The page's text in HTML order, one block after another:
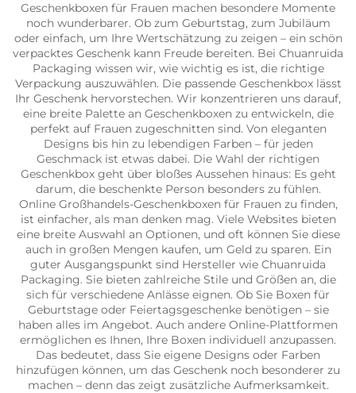
Geschenkboxen für Frauen machen besondere Momente
noch wunderbarer. Ob zum Geburtstag, zum Jubiläum
oder einfach, um Ihre Wertschätzung zu zeigen – ein schön
verpacktes Geschenk kann Freude bereiten. Bei Chuanruida
Packaging wissen wir, wie wichtig es ist, die richtige
Verpackung auszuwählen. Die passende Geschenkbox lässt
Ihr Geschenk hervorstechen. Wir konzentrieren uns darauf,
eine breite Palette an Geschenkboxen zu entwickeln, die
perfekt auf Frauen zugeschnitten sind. Von eleganten
Designs bis hin zu lebendigen Farben – für jeden
Geschmack ist etwas dabei. Die Wahl der richtigen
Geschenkbox geht über bloßes Aussehen hinaus: Es geht
darum, die beschenkte Person besonders zu fühlen.
Online Großhandels-Geschenkboxen für Frauen zu finden,
ist einfacher, als man denken mag. Viele Websites bieten
eine breite Auswahl an Optionen, und oft können Sie diese
auch in großen Mengen kaufen, um Geld zu sparen. Ein
guter Ausgangspunkt sind Hersteller wie Chuanruida
Packaging. Sie bieten zahlreiche Stile und Größen an, die
sich für verschiedene Anlässe eignen. Ob Sie Boxen für
Geburtstage oder Feiertagsgeschenke benötigen – sie
haben alles im Angebot. Auch andere Online-Plattformen
ermöglichen es Ihnen, Ihre Boxen individuell anzupassen.
Das bedeutet, dass Sie eigene Designs oder Farben
hinzufügen können, um das Geschenk noch besonderer zu
machen – denn das zeigt zusätzliche Aufmerksamkeit.